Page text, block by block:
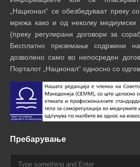
„Национал“ се обезбедуваат преку
мрежа како и од неколку медиумски
(преку регулирани договори за
Бесплатно преземање содржини
дозволено само во непосреден
Порталот „Национал“ односно со
Пребарување